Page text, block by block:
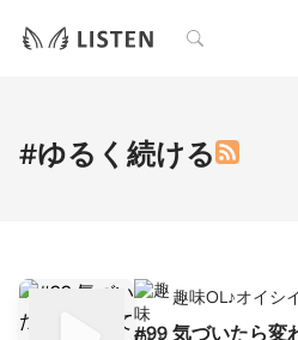
検索
#ゆるく続ける
趣味OL♪オイシ
#99 気づいたら変